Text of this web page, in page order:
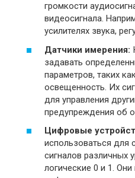
громкости
видеосигнала.
усилителях звука,
Датчики имерения:
задавать
параметров, таких
освещенность. Их
для управления
предупреждения об
Цифровые
использоваться для
сигналов различных
логические 0 и 1.